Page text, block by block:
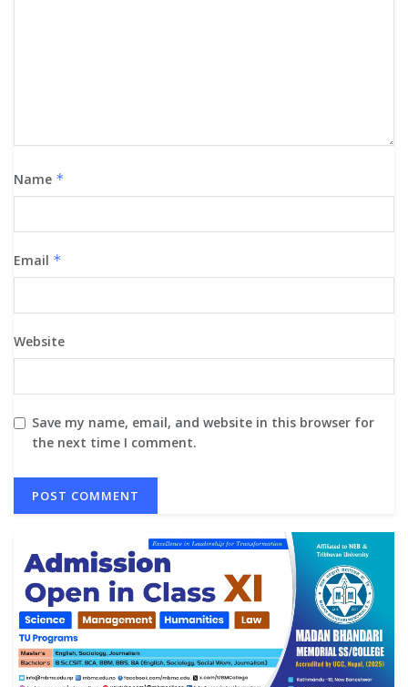
Name *
Email *
Website
Save my name, email, and website in this browser for
the next time I comment.